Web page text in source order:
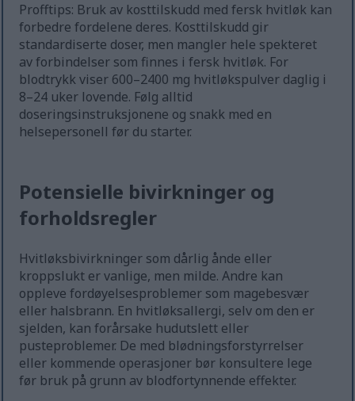
Profftips: Bruk av kosttilskudd med fersk hvitløk kan
forbedre fordelene deres. Kosttilskudd gir
standardiserte doser, men mangler hele spekteret
av forbindelser som finnes i fersk hvitløk. For
blodtrykk viser 600–2400 mg hvitløkspulver daglig i
8–24 uker lovende. Følg alltid
doseringsinstruksjonene og snakk med en
helsepersonell før du starter.
Potensielle bivirkninger og
forholdsregler
Hvitløksbivirkninger som dårlig ånde eller
kroppslukt er vanlige, men milde. Andre kan
oppleve fordøyelsesproblemer som magebesvær
eller halsbrann. En hvitløksallergi, selv om den er
sjelden, kan forårsake hudutslett eller
pusteproblemer. De med blødningsforstyrrelser
eller kommende operasjoner bør konsultere lege
før bruk på grunn av blodfortynnende effekter.